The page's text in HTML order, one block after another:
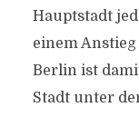
Hauptstadt
einem
Berlin ist
Stadt unter